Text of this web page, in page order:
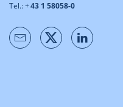
Tel.: +43 1 58058-0